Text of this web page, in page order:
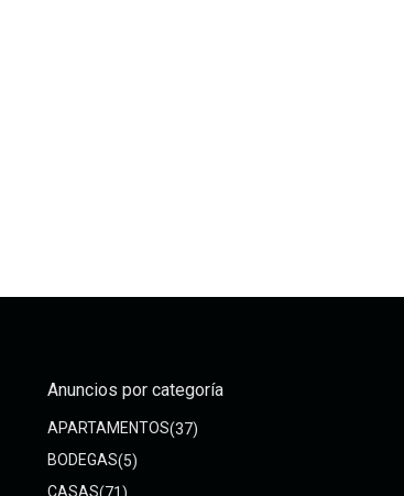
Anuncios por categoría
APARTAMENTOS(37)
BODEGAS(5)
CASAS(71)